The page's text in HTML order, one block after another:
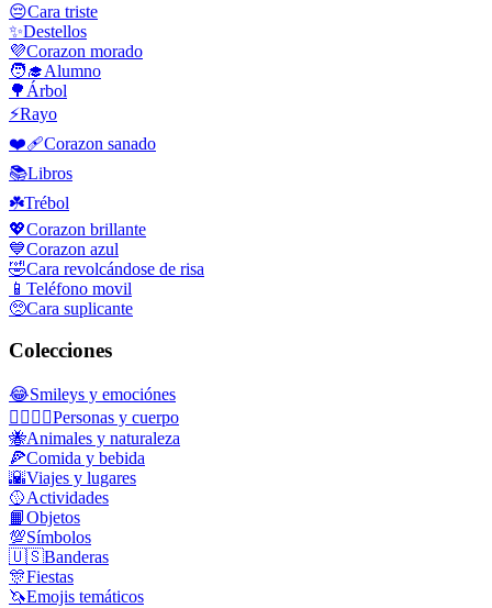
😔Cara triste
✨Destellos
💜Corazon morado
🧑‍🎓Alumno
🌳 Árbol
⚡Rayo
❤️‍🩹Corazon sanado
📚Libros
☘️Trébol
💖Corazon brillante
💙Corazon azul
🤣Cara revolcándose de risa
📱 Teléfono movil
🥺Cara suplicante
Colecciones
😂Smileys y emociónes
👩‍❤️‍💋‍👨Personas y cuerpo
🐝Animales y naturaleza
🍕Comida y bebida
🌇Viajes y lugares
🥎Actividades
📙Objetos
💯Símbolos
🇺🇸Banderas
🎊Fiestas
🦄Emojis temáticos